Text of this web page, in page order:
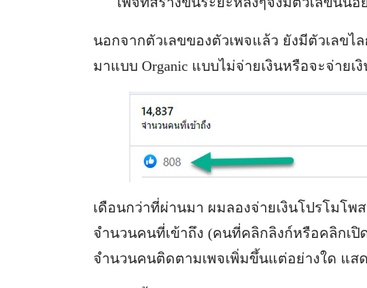
นอกจากตัวเลขของตัวเพจแล้ว ยังมีตัวเลข
มาแบบ Organic แบบไม่จ่ายเงินหรือจะจ่ายเ
เดือนกว่าที่ผ่านมา ผมลองจ่ายเงินโปรโมโ
จำนวนคนที่เข้าถึง (คนที่คลิกลิงก์หรือคลิกเปิ
จำนวนคนติดตามเพจเพิ่มขึ้นแต่อย่างใด แส